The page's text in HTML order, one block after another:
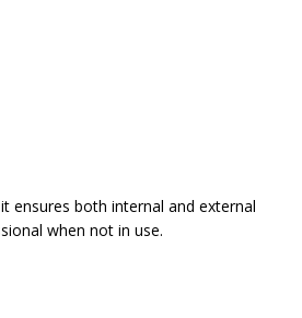
ensures both internal and external
when not in use.